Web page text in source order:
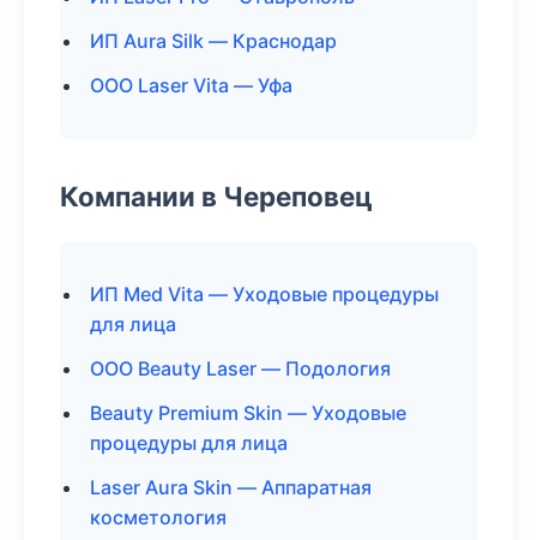
ИП Aura Silk — Краснодар
ООО Laser Vita — Уфа
Компании в Череповец
ИП Med Vita — Уходовые процедуры
для лица
ООО Beauty Laser — Подология
Beauty Premium Skin — Уходовые
процедуры для лица
Laser Aura Skin — Аппаратная
косметология